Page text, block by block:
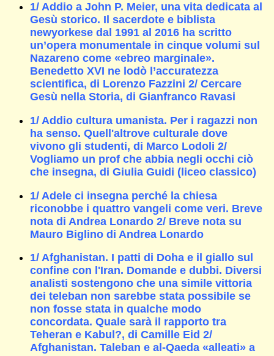
1/ Addio a John P. Meier, una vita dedicata al
Gesù storico. Il sacerdote e biblista
newyorkese dal 1991 al 2016 ha scritto
un’opera monumentale in cinque volumi sul
Nazareno come «ebreo marginale».
Benedetto XVI ne lodò l’accuratezza
scientifica, di Lorenzo Fazzini 2/ Cercare
Gesù nella Storia, di Gianfranco Ravasi
1/ Addio cultura umanista. Per i ragazzi non
ha senso. Quell'altrove culturale dove
vivono gli studenti, di Marco Lodoli 2/
Vogliamo un prof che abbia negli occhi ciò
che insegna, di Giulia Guidi (liceo classico)
1/ Adele ci insegna perché la chiesa
riconobbe i quattro vangeli come veri. Breve
nota di Andrea Lonardo 2/ Breve nota su
Mauro Biglino di Andrea Lonardo
1/ Afghanistan. I patti di Doha e il giallo sul
confine con l'Iran. Domande e dubbi. Diversi
analisti sostengono che una simile vittoria
dei teleban non sarebbe stata possibile se
non fosse stata in qualche modo
concordata. Quale sarà il rapporto tra
Teheran e Kabul?, di Camille Eid 2/
Afghanistan. Taleban e al-Qaeda «alleati» a